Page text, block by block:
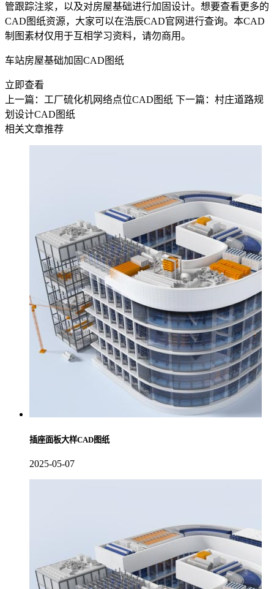
管跟踪注浆，以及对房屋基础进行加固设计。想要查看更多的
CAD图纸资源，大家可以在浩辰CAD官网进行查询。本CAD
制图素材仅用于互相学习资料，请勿商用。
车站房屋基础加固CAD图纸
立即查看
上一篇：工厂硫化机网络点位CAD图纸 下一篇：村庄道路规
划设计CAD图纸
相关文章推荐
插座面板大样CAD图纸
2025-05-07